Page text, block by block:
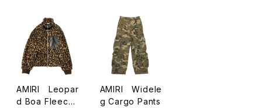
AMIRI Leopar
d Boa Fleece
AMIRI Widele
g Cargo Pants